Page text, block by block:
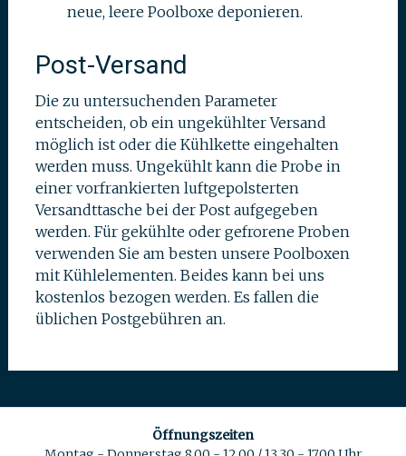
neue, leere Poolboxe deponieren.
Post-Versand
Die zu untersuchenden Parameter
entscheiden, ob ein ungekühlter Versand
möglich ist oder die Kühlkette eingehalten
werden muss. Ungekühlt kann die Probe in
einer vorfrankierten luftgepolsterten
Versandttasche bei der Post aufgegeben
werden. Für gekühlte oder gefrorene Proben
verwenden Sie am besten unsere Poolboxen
mit Kühlelementen. Beides kann bei uns
kostenlos bezogen werden. Es fallen die
üblichen Postgebühren an.
Öffnungszeiten